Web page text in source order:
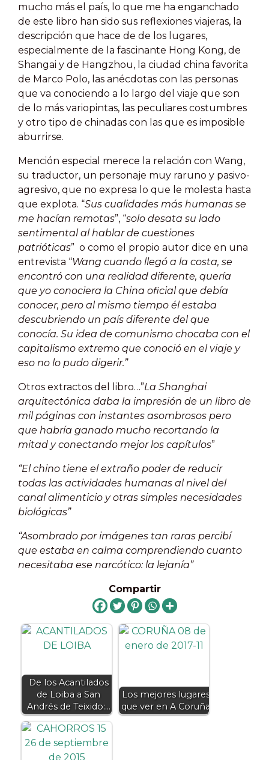
mucho más el país, lo que me ha enganchado
de este libro han sido sus reflexiones viajeras, la
descripción que hace de de los lugares,
especialmente de la fascinante Hong Kong, de
Shangai y de Hangzhou, la ciudad china favorita
de Marco Polo, las anécdotas con las personas
que va conociendo a lo largo del viaje que son
de lo más variopintas, las peculiares costumbres
y otro tipo de chinadas con las que es imposible
aburrirse.
Mención especial merece la relación con Wang,
su traductor, un personaje muy raruno y pasivo-
agresivo, que no expresa lo que le molesta hasta
que explota. “Sus cualidades más humanas se
me hacían remotas”, “solo desata su lado
sentimental al hablar de cuestiones
patrióticas” o como el propio autor dice en una
entrevista “Wang cuando llegó a la costa, se
encontró con una realidad diferente, quería
que yo conociera la China oficial que debía
conocer, pero al mismo tiempo él estaba
descubriendo un país diferente del que
conocía. Su idea de comunismo chocaba con el
capitalismo extremo que conoció en el viaje y
eso no lo pudo digerir.”
Otros extractos del libro…”La Shanghai
arquitectónica daba la impresión de un libro de
mil páginas con instantes asombrosos pero
que habría ganado mucho recortando la
mitad y conectando mejor los capítulos”
“El chino tiene el extraño poder de reducir
todas las actividades humanas al nivel del
canal alimenticio y otras simples necesidades
biológicas”
“Asombrado por imágenes tan raras percibí
que estaba en calma comprendiendo cuanto
necesitaba ese narcótico: la lejanía”
Compartir
De los Acantilados
de Loiba a San
Andrés de Teixido:…
Los mejores lugares
que ver en A Coruña